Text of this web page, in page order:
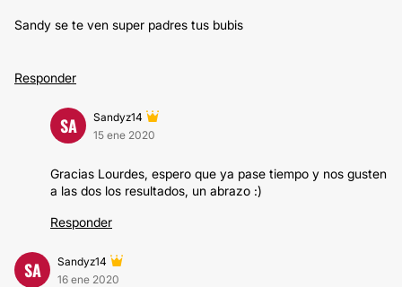
Sandy se te ven super padres tus bubis
Responder
SA
Sandyz14
15 ene 2020
Gracias Lourdes, espero que ya pase tiempo y nos gusten
a las dos los resultados, un abrazo :)
Responder
SA
Sandyz14
16 ene 2020